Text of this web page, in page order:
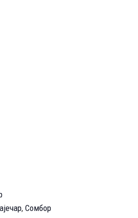
, Сомбор